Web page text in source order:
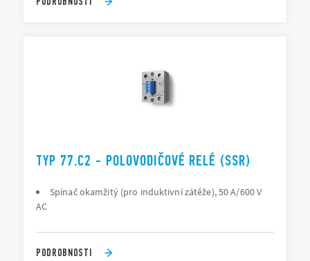
TYP 77.C2 - POLOVODIČOVÉ RELÉ (SSR)
Spínač okamžitý (pro induktivní zátěže), 50 A/600 V
AC
PODROBNOSTI